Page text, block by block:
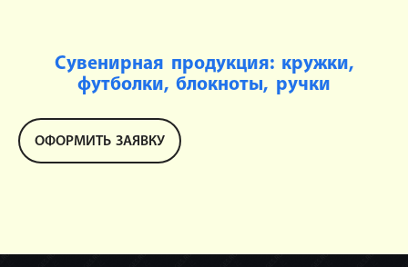
Сувенирная продукция: кружки,
футболки, блокноты, ручки
ОФОРМИТЬ ЗАЯВКУ